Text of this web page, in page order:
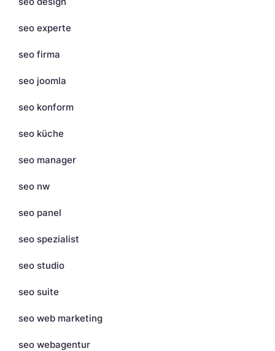
seo experte
seo firma
seo joomla
seo konform
seo küche
seo manager
seo nw
seo panel
seo spezialist
seo studio
seo suite
seo web marketing
seo webagentur